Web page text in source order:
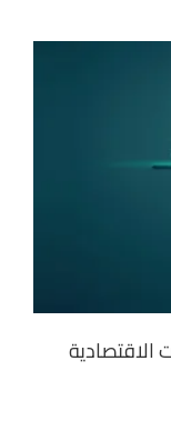
الاقتصادية